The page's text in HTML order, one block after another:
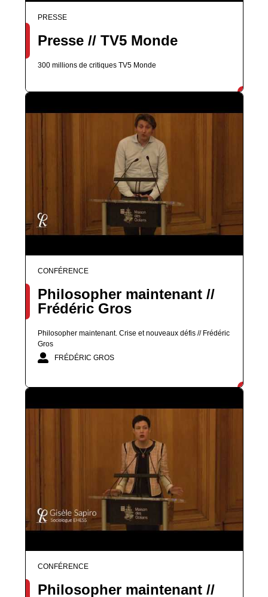
PRESSE
Presse // TV5 Monde
300 millions de critiques TV5 Monde
CONFÉRENCE
Philosopher maintenant //
Frédéric Gros
Philosopher maintenant. Crise et nouveaux défis // Frédéric
Gros
FRÉDÉRIC GROS
CONFÉRENCE
Philosopher maintenant //